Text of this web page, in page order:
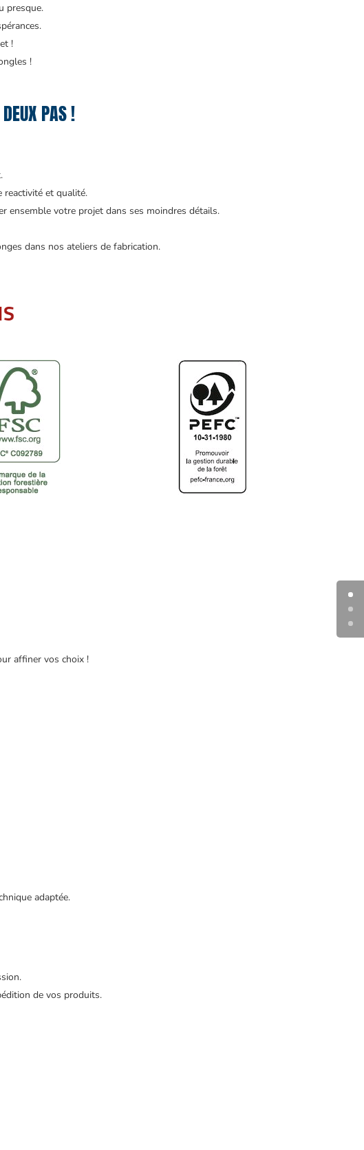
presque.
!
!
PAS !
reactivité et qualité.
ensemble votre projet dans ses moindres détails.
dans nos ateliers de fabrication.
affiner vos choix !
adaptée.
de vos produits.